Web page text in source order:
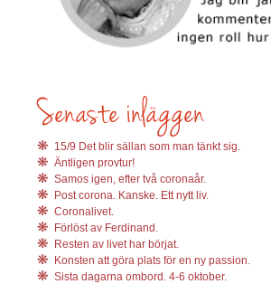
15/9 Det blir sällan som man tänkt sig.
Äntligen provtur!
Samos igen, efter två coronaår.
Post corona. Kanske. Ett nytt liv.
Coronalivet.
Förlöst av Ferdinand.
Resten av livet har börjat.
Konsten att göra plats för en ny passion.
Sista dagarna ombord. 4-6 oktober.